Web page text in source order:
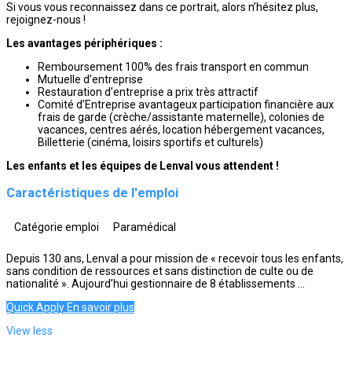
Si vous vous reconnaissez dans ce portrait, alors n’hésitez plus,
rejoignez-nous !
Les avantages périphériques :
Remboursement 100% des frais transport en commun
Mutuelle d’entreprise
Restauration d’entreprise a prix très attractif
Comité d’Entreprise avantageux participation financière aux
frais de garde (crèche/assistante maternelle), colonies de
vacances, centres aérés, location hébergement vacances,
Billetterie (cinéma, loisirs sportifs et culturels)
Les enfants et les équipes de Lenval vous attendent !
Caractéristiques de l'emploi
Catégorie emploi Paramédical
Depuis 130 ans, Lenval a pour mission de « recevoir tous les enfants,
sans condition de ressources et sans distinction de culte ou de
nationalité ». Aujourd’hui gestionnaire de 8 établissements ...
Quick Apply En savoir plus
View less